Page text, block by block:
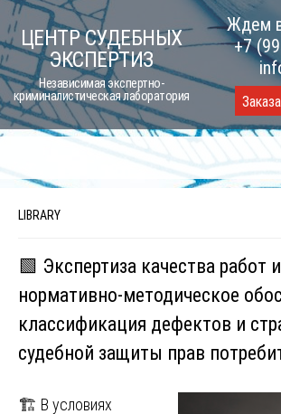
Skip
to
content
ЦЕНТР СУДЕБНЫХ
ЭКСПЕРТИЗ
Независимая экспертно-
криминалистическая лаборатория
Ждем
+7
LIBRARY
🟩 Экспертиза качества работ
нормативно-методическое
классификация дефектов и
судебной защиты прав
🏗️ В условиях